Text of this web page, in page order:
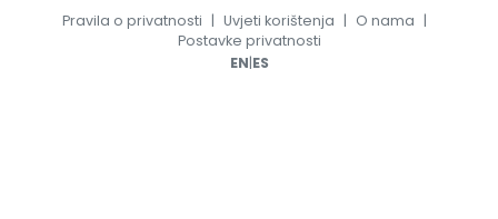
Pravila o privatnosti | Uvjeti korištenja | O nama |
Postavke privatnosti
EN|ES